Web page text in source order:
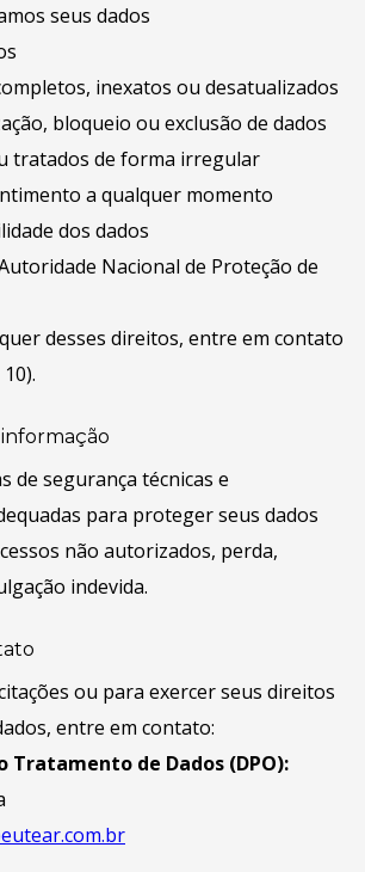
seus dados
inexatos ou desatualizados
bloqueio ou exclusão de dados
tratados de forma irregular
a qualquer momento
dos dados
Nacional de Proteção de
desses direitos, entre em contato
de segurança técnicas e
para proteger seus dados
não autorizados, perda,
indevida.
ou para exercer seus direitos
entre em contato:
Tratamento de Dados (DPO):